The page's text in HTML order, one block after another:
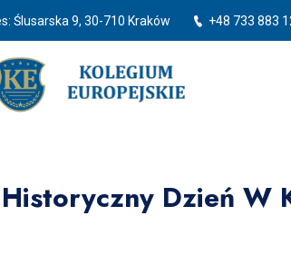
Ślusarska 9, 30-710 Kraków +48 733 883
Historyczny Dzień W